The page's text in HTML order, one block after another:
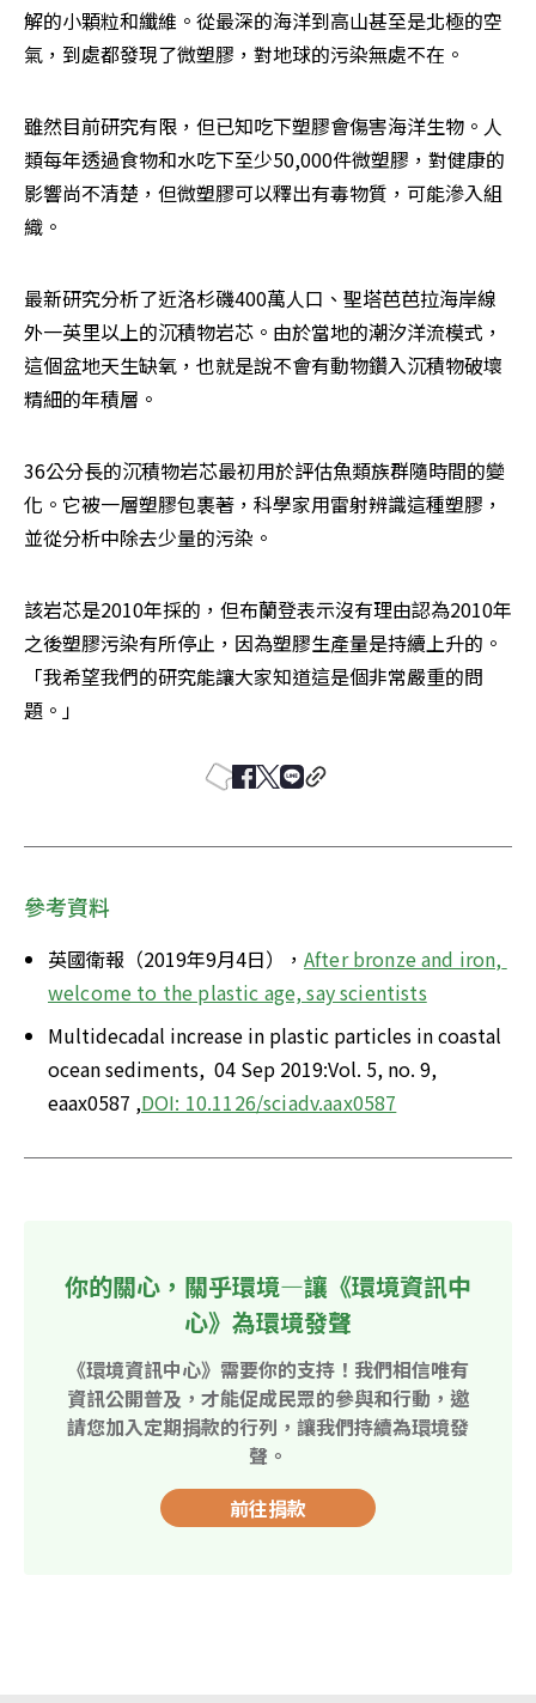
解的小顆粒和纖維。從最深的海洋到高山甚至是北極的空
氣，到處都發現了微塑膠，對地球的污染無處不在。
雖然目前研究有限，但已知吃下塑膠會傷害海洋生物。人
類每年透過食物和水吃下至少50,000件微塑膠，對健康的
影響尚不清楚，但微塑膠可以釋出有毒物質，可能滲入組
織。
最新研究分析了近洛杉磯400萬人口、聖塔芭芭拉海岸線
外一英里以上的沉積物岩芯。由於當地的潮汐洋流模式，
這個盆地天生缺氧，也就是說不會有動物鑽入沉積物破壞
精細的年積層。
36公分長的沉積物岩芯最初用於評估魚類族群隨時間的變
化。它被一層塑膠包裹著，科學家用雷射辨識這種塑膠，
並從分析中除去少量的污染。
該岩芯是2010年採的，但布蘭登表示沒有理由認為2010年
之後塑膠污染有所停止，因為塑膠生產量是持續上升的。
「我希望我們的研究能讓大家知道這是個非常嚴重的問
題。」
參考資料
英國衛報（2019年9月4日）， After bronze and iron,
welcome to the plastic age, say scientists
Multidecadal increase in plastic particles in coastal
ocean sediments,  04 Sep 2019:Vol. 5, no. 9,
eaax0587 ,DOI: 10.1126/sciadv.aax0587
你的關心，關乎環境—讓《環境資訊中
心》為環境發聲
《環境資訊中心》需要你的支持！我們相信唯有
資訊公開普及，才能促成民眾的參與和行動，邀
請您加入定期捐款的行列，讓我們持續為環境發
聲。
前往捐款